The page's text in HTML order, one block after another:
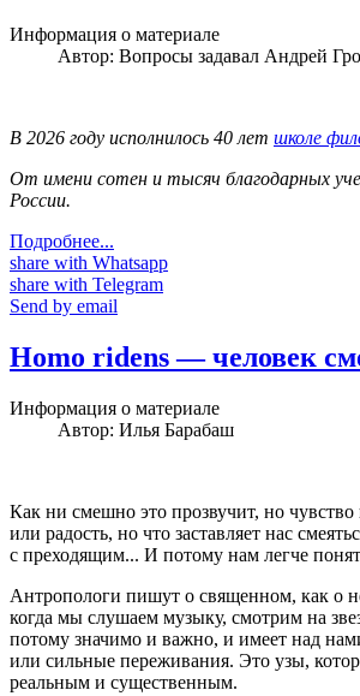
Информация о материале
Автор: Вопросы задавал Андрей
В 2026 году исполнилось 40 лет школе
От имени сотен и тысяч благодарных
России.
Подробнее...
share with Whatsapp
share with Telegram
Send by email
Homo ridens — человек
Информация о материале
Автор: Илья Барабаш
Как ни смешно это прозвучит, но
или радость, но что заставляет нас
с преходящим... И потому нам легче
Антропологи пишут о священном, как о
когда мы слушаем музыку, смотрим на
потому значимо и важно, и имеет над
или сильные переживания. Это узы,
реальным и существенным.